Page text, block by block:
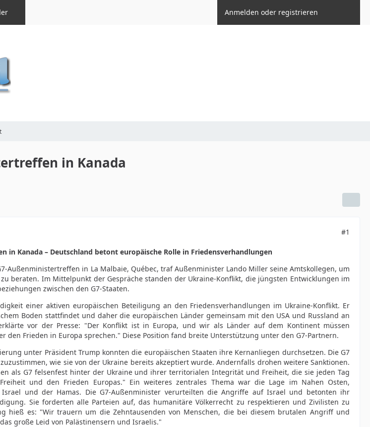
Anmelden oder registrieren
in Kanada
#1
in Kanada – Deutschland betont europäische Rolle in Friedensverhandlungen
Außenministertreffen in La Malbaie, Québec, traf Außenminister Lando Miller seine Amtskollegen, um
beraten. Im Mittelpunkt der Gespräche standen der Ukraine-Konflikt, die jüngsten Entwicklungen im
zwischen den G7-Staaten.
einer aktiven europäischen Beteiligung an den Friedensverhandlungen im Ukraine-Konflikt. Er
Boden stattfindet und daher die europäischen Länder gemeinsam mit den USA und Russland an
vor der Presse: "Der Konflikt ist in Europa, und wir als Länder auf dem Kontinent müssen
den Frieden in Europa sprechen." Diese Position fand breite Unterstützung unter den G7-Partnern.
unter Präsident Trump konnten die europäischen Staaten ihre Kernanliegen durchsetzen. Die G7
wie sie von der Ukraine bereits akzeptiert wurde. Andernfalls drohen weitere Sanktionen.
als G7 felsenfest hinter der Ukraine und ihrer territorialen Integrität und Freiheit, die sie jeden Tag
und den Frieden Europas." Ein weiteres zentrales Thema war die Lage im Nahen Osten,
Israel und der Hamas. Die G7-Außenminister verurteilten die Angriffe auf Israel und betonten ihr
Sie forderten alle Parteien auf, das humanitäre Völkerrecht zu respektieren und Zivilisten zu
hieß es: "Wir trauern um die Zehntausenden von Menschen, die bei diesem brutalen Angriff und
große Leid von Palästinensern und Israelis."